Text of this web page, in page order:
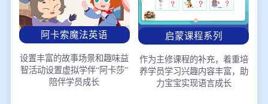
阿卡索魔法英语
设置丰富的故事场景和趣味益
智活动设置虚拟学伴“阿卡莎”
陪伴学员成长
启蒙课程系列
作为主修课程的补充，着重培
养学员学习兴趣内容丰富，助
力宝宝实现语言成长